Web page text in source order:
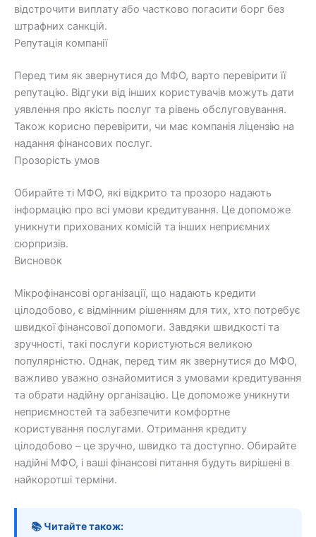
відстрочити виплату або частково погасити борг без
штрафних санкцій.
Репутація компанії
Перед тим як звернутися до МФО, варто перевірити її
репутацію. Відгуки від інших користувачів можуть дати
уявлення про якість послуг та рівень обслуговування.
Також корисно перевірити, чи має компанія ліцензію на
надання фінансових послуг.
Прозорість умов
Обирайте ті МФО, які відкрито та прозоро надають
інформацію про всі умови кредитування. Це допоможе
уникнути прихованих комісій та інших неприємних
сюрпризів.
Висновок
Мікрофінансові організації, що надають кредити
цілодобово, є відмінним рішенням для тих, хто потребує
швидкої фінансової допомоги. Завдяки швидкості та
зручності, такі послуги користуються великою
популярністю. Однак, перед тим як звернутися до МФО,
важливо уважно ознайомитися з умовами кредитування
та обрати надійну організацію. Це допоможе уникнути
неприємностей та забезпечити комфортне
користування послугами. Отримання кредиту
цілодобово – це зручно, швидко та доступно. Обирайте
надійні МФО, і ваші фінансові питання будуть вирішені в
найкоротші терміни.
📚 Читайте також: